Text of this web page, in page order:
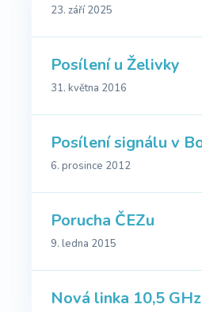
23. září 2025
Posílení u Želivky
31. května 2016
Posílení signálu v
6. prosince 2012
Porucha ČEZu
9. ledna 2015
Nová linka 10,5 GHz